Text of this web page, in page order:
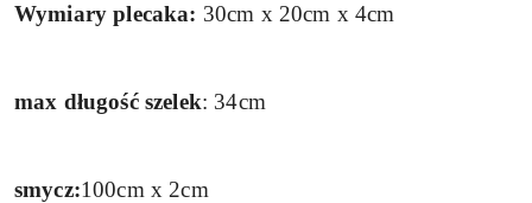
Wymiary plecaka: 30cm x 20cm x 4cm
max długość szelek: 34cm
smycz:100cm x 2cm